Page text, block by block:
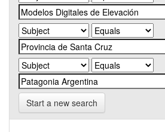
Start a new search